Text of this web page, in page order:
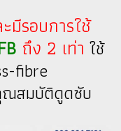
มีรอบการใช้
ถึง 2 เท่า ใช้
fibre
ณสมบัติดูดซับ